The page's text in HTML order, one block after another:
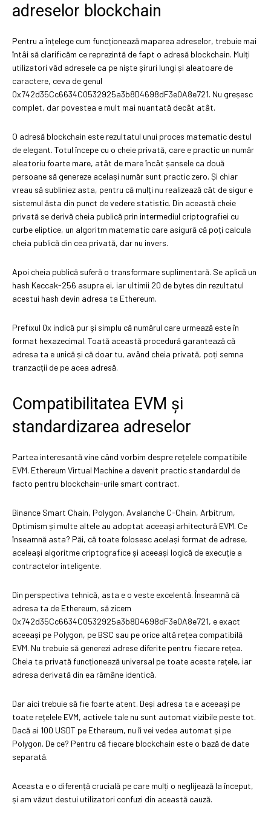
adreselor blockchain
Pentru a înțelege cum funcționează maparea adreselor, trebuie mai
întâi să clarificăm ce reprezintă de fapt o adresă blockchain. Mulți
utilizatori văd adresele ca pe niște șiruri lungi și aleatoare de
caractere, ceva de genul
0x742d35Cc6634C0532925a3b8D4698dF3e0A8e721. Nu greșesc
complet, dar povestea e mult mai nuantată decât atât.
O adresă blockchain este rezultatul unui proces matematic destul
de elegant. Totul începe cu o cheie privată, care e practic un număr
aleatoriu foarte mare, atât de mare încât șansele ca două
persoane să genereze același număr sunt practic zero. Și chiar
vreau să subliniez asta, pentru că mulți nu realizează cât de sigur e
sistemul ăsta din punct de vedere statistic. Din această cheie
privată se derivă cheia publică prin intermediul criptografiei cu
curbe eliptice, un algoritm matematic care asigură că poți calcula
cheia publică din cea privată, dar nu invers.
Apoi cheia publică suferă o transformare suplimentară. Se aplică un
hash Keccak-256 asupra ei, iar ultimii 20 de bytes din rezultatul
acestui hash devin adresa ta Ethereum.
Prefixul 0x indică pur și simplu că numărul care urmează este în
format hexazecimal. Toată această procedură garantează că
adresa ta e unică și că doar tu, având cheia privată, poți semna
tranzacții de pe acea adresă.
Compatibilitatea EVM și
standardizarea adreselor
Partea interesantă vine când vorbim despre rețelele compatibile
EVM. Ethereum Virtual Machine a devenit practic standardul de
facto pentru blockchain-urile smart contract.
Binance Smart Chain, Polygon, Avalanche C-Chain, Arbitrum,
Optimism și multe altele au adoptat aceeași arhitectură EVM. Ce
înseamnă asta? Păi, că toate folosesc același format de adrese,
aceleași algoritme criptografice și aceeași logică de execuție a
contractelor inteligente.
Din perspectiva tehnică, asta e o veste excelentă. Înseamnă că
adresa ta de Ethereum, să zicem
0x742d35Cc6634C0532925a3b8D4698dF3e0A8e721, e exact
aceeași pe Polygon, pe BSC sau pe orice altă rețea compatibilă
EVM. Nu trebuie să generezi adrese diferite pentru fiecare rețea.
Cheia ta privată funcționează universal pe toate aceste rețele, iar
adresa derivată din ea rămâne identică.
Dar aici trebuie să fie foarte atent. Deși adresa ta e aceeași pe
toate rețelele EVM, activele tale nu sunt automat vizibile peste tot.
Dacă ai 100 USDT pe Ethereum, nu îi vei vedea automat și pe
Polygon. De ce? Pentru că fiecare blockchain este o bază de date
separată.
Aceasta e o diferență crucială pe care mulți o neglijează la început,
și am văzut destui utilizatori confuzi din această cauză.